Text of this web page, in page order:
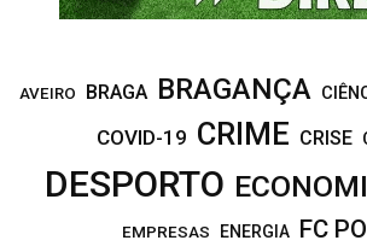
AVEIRO BRAGA BRAGANÇA
COVID-19 CRIME CRISE
DESPORTO
EMPRESAS ENERGIA FC